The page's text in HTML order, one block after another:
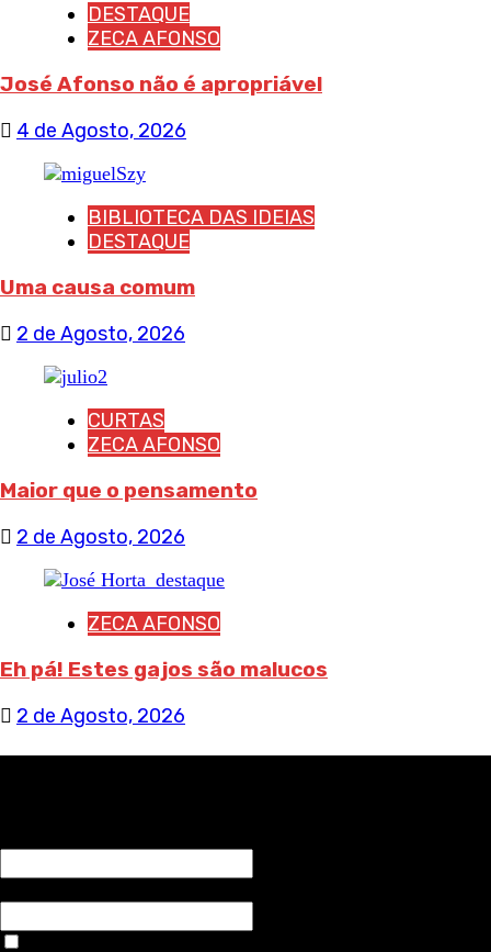
DESTAQUE
ZECA AFONSO
José Afonso não é apropriável
4 de Agosto, 2026
BIBLIOTECA DAS IDEIAS
DESTAQUE
Uma causa comum
2 de Agosto, 2026
CURTAS
ZECA AFONSO
Maior que o pensamento
2 de Agosto, 2026
ZECA AFONSO
Eh pá! Estes gajos são malucos
2 de Agosto, 2026